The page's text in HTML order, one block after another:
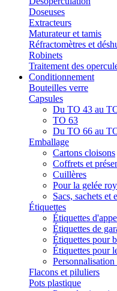
Doseuses
Extracteurs
Maturateur et tamis
Réfractomètres et
Robinets
Traitement des
Conditionnement
Bouteilles verre
Capsules
Du TO 43 au
TO 63
Du TO 66 au
Emballage
Cartons cloisons
Coffrets et
Cuillères
Pour la gelée
Sacs, sachets et
Étiquettes
Étiquettes
Étiquettes de
Étiquettes pour
Étiquettes pour
Personnalisation
Flacons et piluliers
Pots plastique